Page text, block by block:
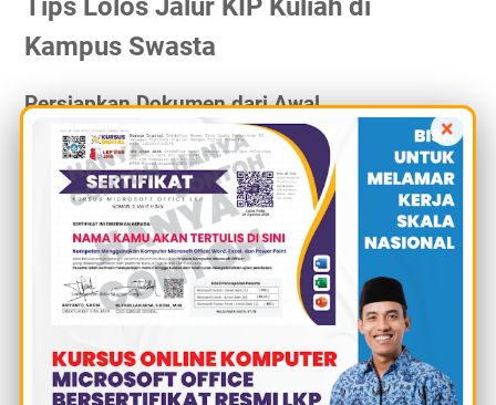
Tips Lolos Jalur KIP Kuliah di
Kampus Swasta
Persiapkan Dokumen dari Awal
Jangan menunggu mendekati penutupan pendaftaran.
Dokumen sepertiKartu Keluarga,rapor ,surat keterangan
penghasilan orang tua, hingga data pendukung lainnya
sebaiknya disiapkan sejak awal.
Pilih Kampus dan Jurusan dengan Tepat
Pilih kampus yang memang sesuai dengan minat dan
kemampuan. Jangan hanya ikut-ikutan teman.
×